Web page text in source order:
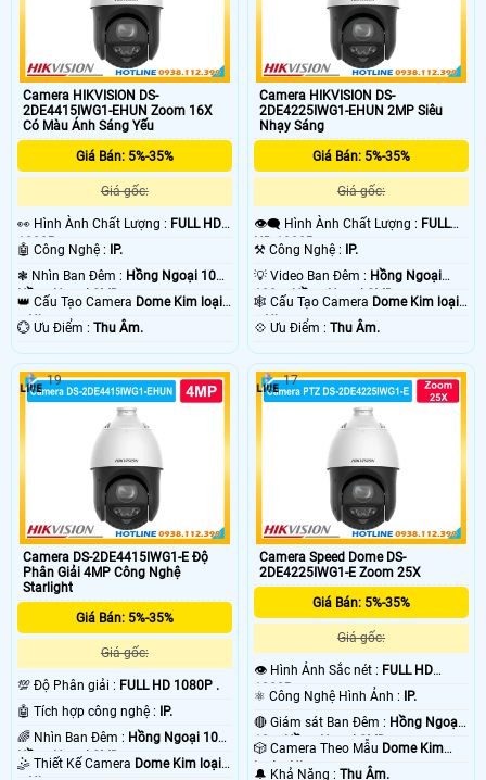
Camera HIKVISION DS-
2DE4415IWG1-EHUN Zoom 16X
Có Màu Ánh Sáng Yếu
Giá Bán: 5%-35%
Giá gốc:
️👀 Hình Ành Chất Lượng : FULL HD
1080P .
🤖️ Công Nghệ :
IP.
❃ Nhìn Ban Đêm : Hồng Ngoại 10m
Hồng Ngoại SMD.
👑 Cấu Tạo Camera Dome Kim loại
+ Nhựa.
️💮 Ưu Điểm : Thu Âm.
Camera HIKVISION DS-
2DE4225IWG1-EHUN 2MP Siêu
Nhạy Sáng
Giá Bán: 5%-35%
Giá gốc:
👁️‍🗨 Hình Ành Chất Lượng : FULL
HD 1080P .
⚒ Công Nghệ :
IP.
💡 Video Ban Đêm : Hồng Ngoại
100m Hồng Ngoại SMD.
🕸️ Cấu Tạo Camera Dome Kim loại
+ Nhựa.
️💠 Ưu Điểm :Thu Âm.
Camera DS-2DE4415IWG1-E Độ
Phân Giải 4MP Công Nghệ
Starlight
Giá Bán: 5%-35%
Giá gốc:
💯 Độ Phân giải : FULL HD 1080P .
🤖️ Tích hợp công nghệ : IP.
🌈 Nhìn Ban Đêm : Hồng Ngoại 10m
Hồng Ngoại SMD.
🤹 Thiết Kế Camera Dome Kim loại
19
Camera Speed Dome DS-
2DE4225IWG1-E Zoom 25X
Giá Bán: 5%-35%
Giá gốc:
👁 Hình Ảnh Sắc nét : FULL HD
1080P .
⚛️ Công Nghệ Hình Ảnh : IP.
🔴 Giám sát Ban Đêm : Hồng Ngoại
10m Hồng Ngoại SMD.
🎲 Camera Theo Mẫu Dome Kim
loại + Nhựa.
️🔔 Khả Năng :Thu Âm.
17